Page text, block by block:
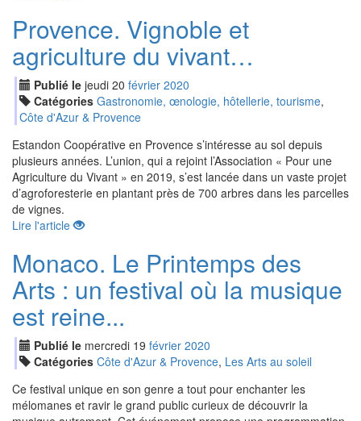
Provence. Vignoble et
agriculture du vivant…
Publié le jeudi 20 février 2020
Catégories Gastronomie, œnologie, hôtellerie, tourisme,
Côte d'Azur & Provence
Estandon Coopérative en Provence s’intéresse au sol depuis
plusieurs années. L’union, qui a rejoint l’Association « Pour une
Agriculture du Vivant » en 2019, s’est lancée dans un vaste projet
d’agroforesterie en plantant près de 700 arbres dans les parcelles
de vignes.
Lire l'article
Monaco. Le Printemps des
Arts : un festival où la musique
est reine...
Publié le mercredi 19 février 2020
Catégories Côte d'Azur & Provence, Les Arts au soleil
Ce festival unique en son genre a tout pour enchanter les
mélomanes et ravir le grand public curieux de découvrir la